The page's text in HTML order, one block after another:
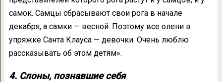
самок. Самцы сбрасывают свои рога в начале
декабря, а самки — весной. Поэтому все олени в
упряжке Санта Клауса — девочки. Очень люблю
рассказывать об этом детям».
4. Слоны, познавшие себя